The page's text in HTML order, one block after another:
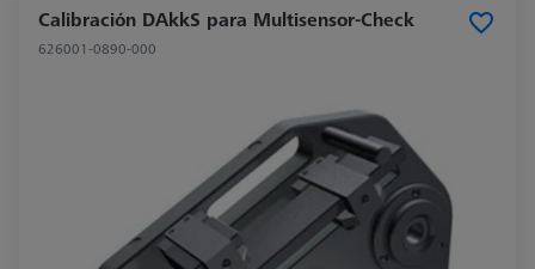
Calibración DAkkS para Multisensor-Check
626001-0890-000